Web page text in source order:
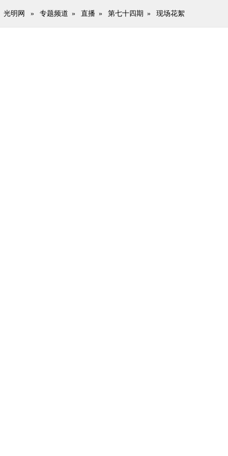
光明网 » 专题频道 » 直播 » 第七十四期 » 现场花絮